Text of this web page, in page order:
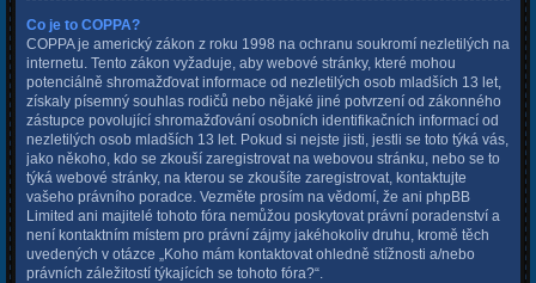
Co je to COPPA?
COPPA je americký zákon z roku 1998 na ochranu soukromí nezletilých na
internetu. Tento zákon vyžaduje, aby webové stránky, které mohou
potenciálně shromažďovat informace od nezletilých osob mladších 13 let,
získaly písemný souhlas rodičů nebo nějaké jiné potvrzení od zákonného
zástupce povolující shromažďování osobních identifikačních informací od
nezletilých osob mladších 13 let. Pokud si nejste jisti, jestli se toto týká vás,
jako někoho, kdo se zkouší zaregistrovat na webovou stránku, nebo se to
týká webové stránky, na kterou se zkoušíte zaregistrovat, kontaktujte
vašeho právního poradce. Vezměte prosím na vědomí, že ani phpBB
Limited ani majitelé tohoto fóra nemůžou poskytovat právní poradenství a
není kontaktním místem pro právní zájmy jakéhokoliv druhu, kromě těch
uvedených v otázce „Koho mám kontaktovat ohledně stížnosti a/nebo
právních záležitostí týkajících se tohoto fóra?“.